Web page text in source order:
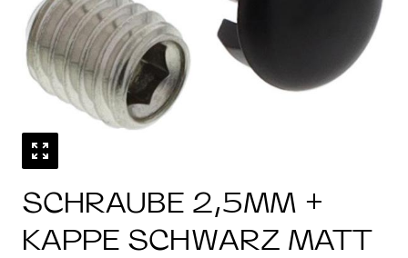
SCHRAUBE 2,5MM +
KAPPE SCHWARZ MATT